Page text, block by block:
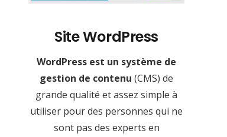
Site WordPress
WordPress est un système de
gestion de contenu (CMS) de
grande qualité et assez simple à
utiliser pour des personnes qui ne
sont pas des experts en